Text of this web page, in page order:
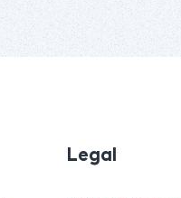
Legal